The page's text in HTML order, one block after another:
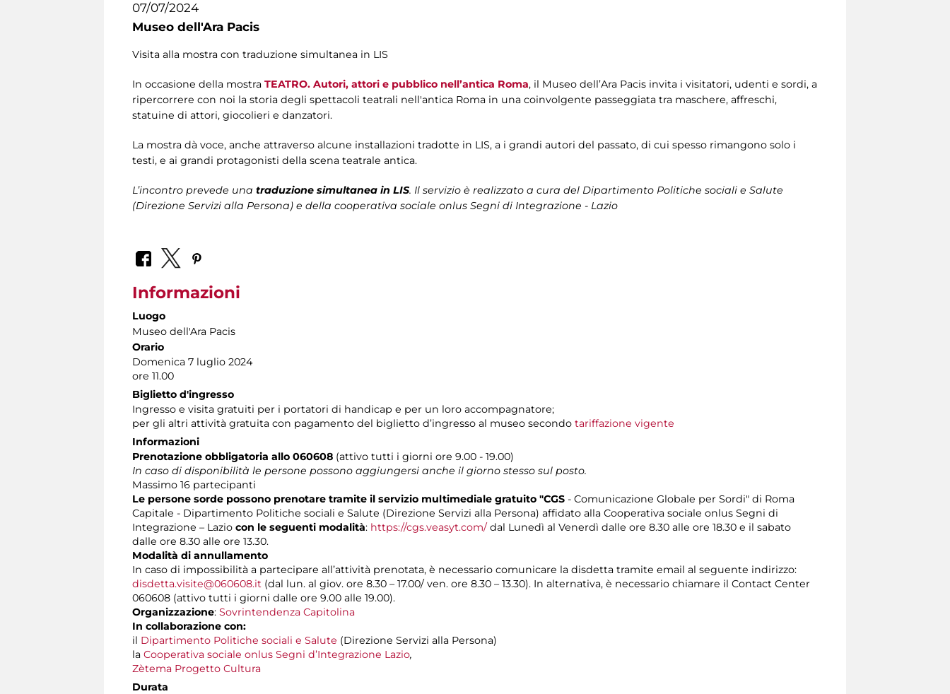
07/07/2024
Museo dell'Ara Pacis
Visita alla mostra con traduzione simultanea in LIS
In occasione della mostra TEATRO. Autori, attori e pubblico nell’antica Roma, il Museo dell’Ara Pacis invita i visitatori, udenti e sordi, a
ripercorrere con noi la storia degli spettacoli teatrali nell'antica Roma in una coinvolgente passeggiata tra maschere, affreschi,
statuine di attori, giocolieri e danzatori.
La mostra dà voce, anche attraverso alcune installazioni tradotte in LIS, a i grandi autori del passato, di cui spesso rimangono solo i
testi, e ai grandi protagonisti della scena teatrale antica.
L’incontro prevede una traduzione simultanea in LIS. Il servizio è realizzato a cura del Dipartimento Politiche sociali e Salute
(Direzione Servizi alla Persona) e della cooperativa sociale onlus Segni di Integrazione - Lazio
Informazioni
Luogo
Museo dell'Ara Pacis
Orario
Domenica 7 luglio 2024
ore 11.00
Biglietto d'ingresso
Ingresso e visita gratuiti per i portatori di handicap e per un loro accompagnatore;
per gli altri attività gratuita con pagamento del biglietto d’ingresso al museo secondo tariffazione vigente
Informazioni
Prenotazione obbligatoria allo 060608 (attivo tutti i giorni ore 9.00 - 19.00)
In caso di disponibilità le persone possono aggiungersi anche il giorno stesso sul posto.
Massimo 16 partecipanti
Le persone sorde possono prenotare tramite il servizio multimediale gratuito "CGS - Comunicazione Globale per Sordi" di Roma
Capitale - Dipartimento Politiche sociali e Salute (Direzione Servizi alla Persona) affidato alla Cooperativa sociale onlus Segni di
Integrazione – Lazio con le seguenti modalità: https://cgs.veasyt.com/dal Lunedì al Venerdì dalle ore 8.30 alle ore 18.30 e il sabato
dalle ore 8.30 alle ore 13.30.
Modalità di annullamento
In caso di impossibilità a partecipare all’attività prenotata, è necessario comunicare la disdetta tramite email al seguente indirizzo:
disdetta.visite@060608.it (dal lun. al giov. ore 8.30 – 17.00/ ven. ore 8.30 – 13.30). In alternativa, è necessario chiamare il Contact Center
060608 (attivo tutti i giorni dalle ore 9.00 alle 19.00).
Organizzazione: Sovrintendenza Capitolina
In collaborazione con:
il Dipartimento Politiche sociali e Salute (Direzione Servizi alla Persona)
la Cooperativa sociale onlus Segni d’Integrazione Lazio,
Zètema Progetto Cultura
Durata